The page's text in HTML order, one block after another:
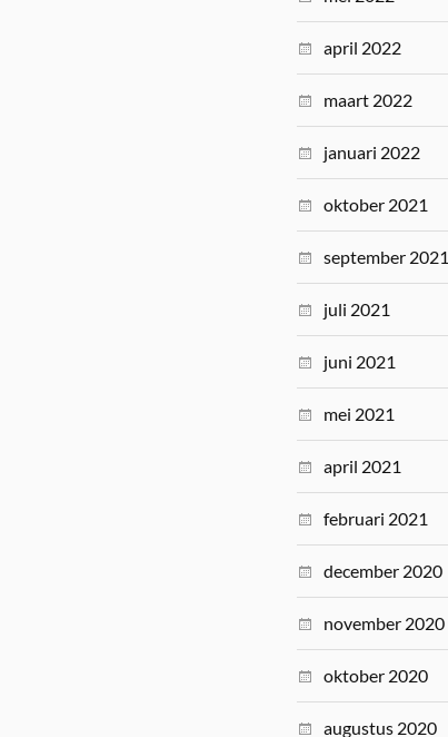
april 2022
maart 2022
januari 2022
oktober 2021
september 2021
juli 2021
juni 2021
mei 2021
april 2021
februari 2021
december 2020
november 2020
oktober 2020
augustus 2020